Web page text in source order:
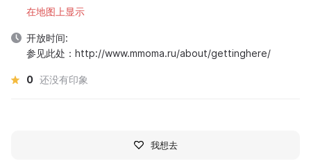
在地图上显示
开放时间:
参见此处：http://www.mmoma.ru/about/gettinghere/
0 还没有印象
我想去